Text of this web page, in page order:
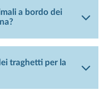
a bordo dei
traghetti per la